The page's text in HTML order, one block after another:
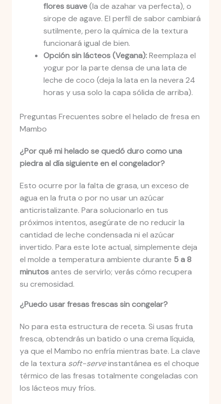
flores suave(la de azahar va perfecta), o
sirope de agave. El perfil de sabor cambiará
sutilmente, pero la química de la textura
funcionará igual de bien.
Opción sin lácteos (Vegana):Reemplaza el
yogur por la parte densa de una lata de
leche de coco (deja la lata en la nevera 24
horas y usa solo la capa sólida de arriba).
Preguntas Frecuentes sobre el helado de fresa en
Mambo
¿Por qué mi helado se quedó duro como una
piedra al día siguiente en el congelador?
Esto ocurre por la falta de grasa, un exceso de
agua en la fruta o por no usar un azúcar
anticristalizante. Para solucionarlo en tus
próximos intentos, asegúrate de no reducir la
cantidad de leche condensada ni el azúcar
invertido. Para este lote actual, simplemente deja
el molde a temperatura ambiente durante 5 a 8
minutosantes de servirlo; verás cómo recupera
su cremosidad.
¿Puedo usar fresas frescas sin congelar?
No para esta estructura de receta. Si usas fruta
fresca, obtendrás un batido o una crema líquida,
ya que el Mambo no enfría mientras bate. La clave
de la textura soft-serveinstantánea es el choque
térmico de las fresas totalmente congeladas con
los lácteos muy fríos.